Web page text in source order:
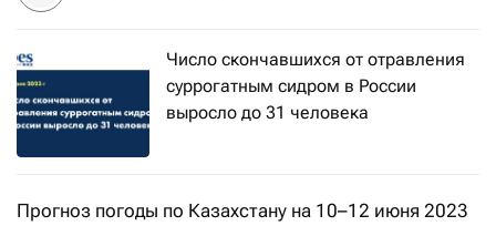
Число скончавшихся от отравления
суррогатным сидром в России
выросло до 31 человека
Прогноз погоды по Казахстану на 10–12 июня 2023